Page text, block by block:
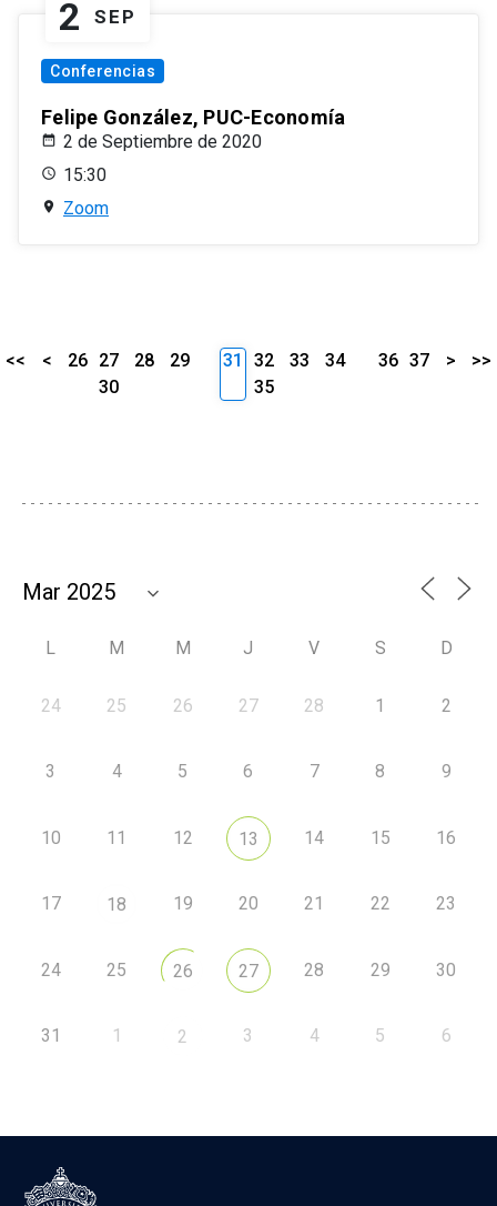
2 SEP
Conferencias
Felipe González, PUC-Economía
2 de Septiembre de 2020
15:30
Zoom
<< < 26 27 28
29
30
31 32 33
34
35
36 37 > >>
L M M J V S D
24 25 26 27 28 1 2
3 4 5 6 7 8 9
10 11 12 13 14 15 16
17 18 19 20 21 22 23
24 25 26 27 28 29 30
31 1 2 3 4 5 6